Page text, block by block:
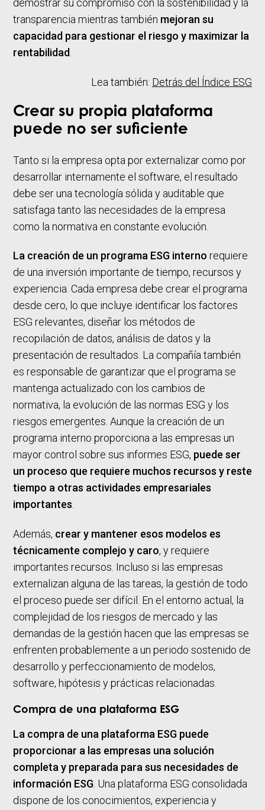
demostrar su compromiso con la sostenibilidad y la
transparencia mientras también mejoran su
capacidad para gestionar el riesgo y maximizar la
rentabilidad
Lea también: Detrás del Índice ESG
Crear su propia plataforma
puede no ser suficiente
Tanto si la empresa opta por externalizar como por
desarrollar internamente el software, el resultado
debe ser una tecnología sólida y auditable que
satisfaga tanto las necesidades de la empresa
como la normativa en constante evolución.
La creación de un programa ESG interno requiere
de una inversión importante de tiempo, recursos y
experiencia. Cada empresa debe crear el programa
desde cero, lo que incluye identificar los factores
ESG relevantes, diseñar los métodos de
recopilación de datos, análisis de datos y la
presentación de resultados. La compañía también
es responsable de garantizar que el programa se
mantenga actualizado con los cambios de
normativa, la evolución de las normas ESG y los
riesgos emergentes. Aunque la creación de un
programa interno proporciona a las empresas un
mayor control sobre sus informes ESG, puede ser
un proceso que requiere muchos recursos y reste
tiempo a otras actividades empresariales
importantes.
Además, crear y mantener esos modelos es
técnicamente complejo y caro, y requiere
importantes recursos. Incluso si las empresas
externalizan alguna de las tareas, la gestión de todo
el proceso puede ser difícil. En el entorno actual, la
complejidad de los riesgos de mercado y las
demandas de la gestión hacen que las empresas se
enfrenten probablemente a un periodo sostenido de
desarrollo y perfeccionamiento de modelos,
software, hipótesis y prácticas relacionadas.
Compra de una plataforma ESG
La compra de una plataforma ESG puede
proporcionar a las empresas una solución
completa y preparada para sus necesidades de
información ESG. Una plataforma ESG consolidada
dispone de los conocimientos, experiencia y